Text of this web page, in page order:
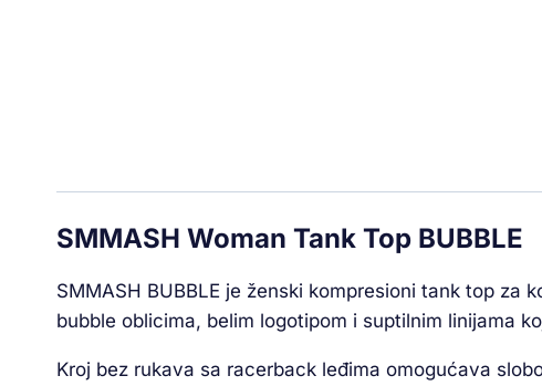
SMMASH Woman Tank Top BUBBLE
SMMASH BUBBLE je ženski kompresioni tank top
bubble oblicima, belim logotipom i suptilnim linijama
Kroj bez rukava sa racerback leđima omogućava